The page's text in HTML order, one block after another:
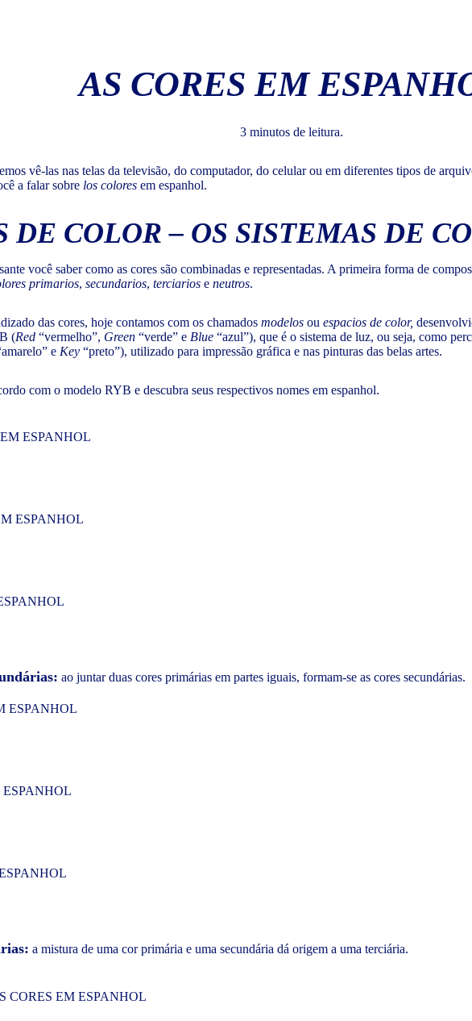
AS CORES EM
3 minutos de leitura.
vê-las nas telas da televisão, do computador, do celular ou em diferentes tipos de
a falar sobre los colores em espanhol.
DE COLOR – OS SISTEMAS DE
você saber como as cores são combinadas e representadas. A primeira forma de
primarios, secundarios, terciarios e neutros.
das cores, hoje contamos com os chamados modelos ou espacios de color,
(Red “vermelho”, Green “verde” e Blue “azul”), que é o sistema de luz, ou seja, como
e Key “preto”), utilizado para impressão gráfica e nas pinturas das belas artes.
com o modelo RYB e descubra seus respectivos nomes em espanhol.
ao juntar duas cores primárias em partes iguais, formam-se as cores secundárias.
a mistura de uma cor primária e uma secundária dá origem a uma terciária.